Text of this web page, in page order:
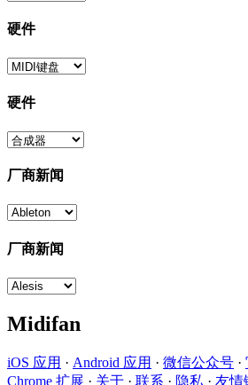
硬件
硬件
厂商新闻
厂商新闻
Midifan
iOS 应用 · Android 应用 · 微信公众号 ·
Chrome 扩展 · 关于 · 联系 · 隐私 · 友情